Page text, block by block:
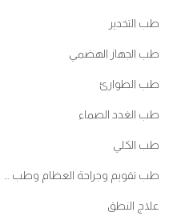
طب التخدير
طب الجهاز الهضمي
طب الطوارئ
طب الغدد الصماء
طب الكلي
علاج النطق